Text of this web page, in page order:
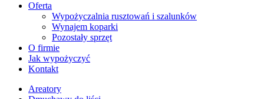
Oferta
Wypożyczalnia rusztowań i szalunków
Wynajem koparki
Pozostały sprzęt
O firmie
Jak wypożyczyć
Kontakt
Areatory